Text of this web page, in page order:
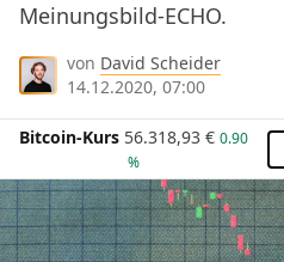
Meinungsbild-ECHO.
von David Scheider
14.12.2020, 07:00
Bitcoin-Kurs 56.318,93 € 0.90
%